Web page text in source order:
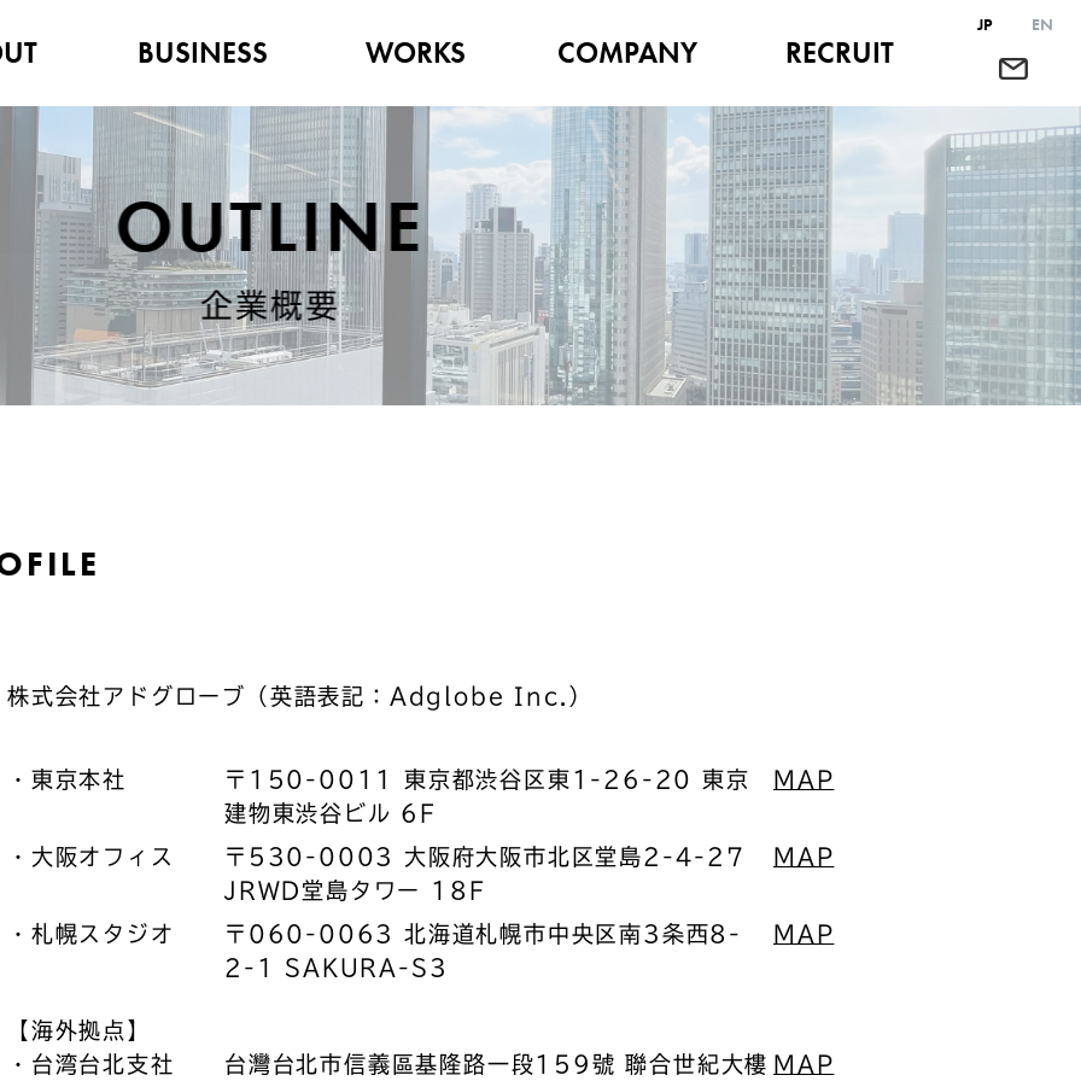
BUSINESS WORKS COMPANY RECRUIT
JP EN
OUTLINE
企業概要
株式会社アドグローブ（英語表記：Adglobe Inc.）
東京本社 MAP
〒150-0011 東京都渋谷区東1-26-20 東京
建物東渋谷ビル 6F
大阪オフィス
MAP
〒530-0003 大阪府大阪市北区堂島2-4-27
JRWD堂島タワー 18F
札幌スタジオ
MAP
〒060-0063 北海道札幌市中央区南3条西8-
2-1 SAKURA-S3
【海外拠点】
台湾台北支社
MAP
台灣台北市信義區基隆路一段159號 聯合世紀大樓